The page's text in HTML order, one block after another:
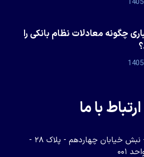
چگونه معادلات نظام بانکی را
ارتباط با ما
تهران - ولنجک - نبش خیابان چهاردهم - پلاک ۲۸ -
۰۰۱